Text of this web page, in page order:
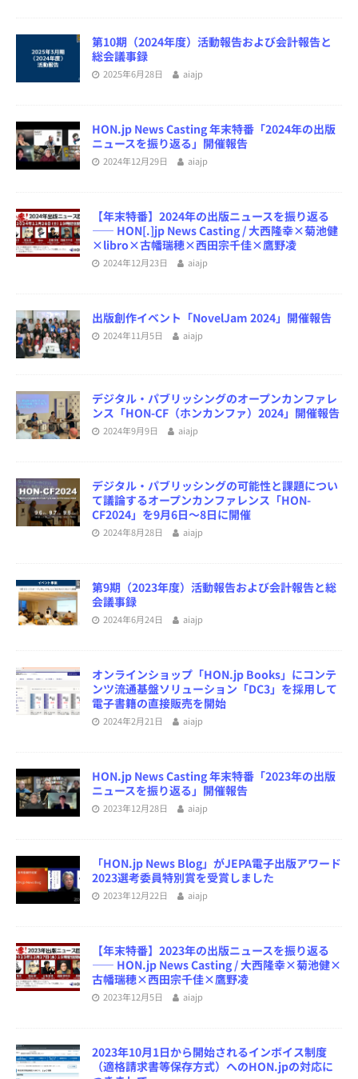
第10期（2024年度）活動報告および会計報告と
総会議事録
2025年6月28日 aiajp
HON.jp News Casting 年末特番「2024年の出版
ニュースを振り返る」開催報告
2024年12月29日 aiajp
【年末特番】2024年の出版ニュースを振り返る
―― HON[.]jp News Casting / 大西隆幸×菊池健
×libro×古幡瑞穂×西田宗千佳×鷹野凌
2024年12月23日 aiajp
出版創作イベント「NovelJam 2024」開催報告
2024年11月5日 aiajp
デジタル・パブリッシングのオープンカンファレ
ンス「HON-CF（ホンカンファ）2024」開催報告
2024年9月9日 aiajp
デジタル・パブリッシングの可能性と課題につい
て議論するオープンカンファレンス「HON-
CF2024」を9月6日～8日に開催
2024年8月28日 aiajp
第9期（2023年度）活動報告および会計報告と総
会議事録
2024年6月24日 aiajp
オンラインショップ「HON.jp Books」にコンテ
ンツ流通基盤ソリューション「DC3」を採用して
電子書籍の直接販売を開始
2024年2月21日 aiajp
HON.jp News Casting 年末特番「2023年の出版
ニュースを振り返る」開催報告
2023年12月28日 aiajp
「HON.jp News Blog」がJEPA電子出版アワード
2023選考委員特別賞を受賞しました
2023年12月22日 aiajp
【年末特番】2023年の出版ニュースを振り返る
―― HON.jp News Casting / 大西隆幸×菊池健×
古幡瑞穂×西田宗千佳×鷹野凌
2023年12月5日 aiajp
2023年10月1日から開始されるインボイス制度
（適格請求書等保存方式）へのHON.jpの対応に